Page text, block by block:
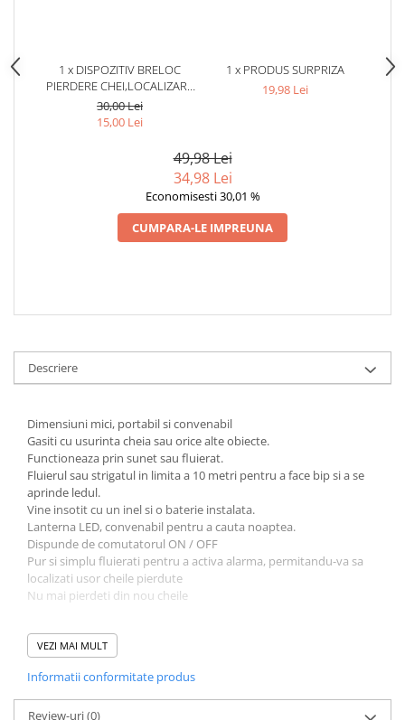
1 x DISPOZITIV BRELOC
PIERDERE CHEI,LOCALIZARE
PRIN SUNET, MINI LANTERNA
LED - NEGRU
30,00 Lei
15,00 Lei
1 x PRODUS SURPRIZA
19,98 Lei
49,98 Lei
34,98 Lei
Economisesti 30,01 %
CUMPARA-LE IMPREUNA
Descriere
Dimensiuni mici, portabil si convenabil
Gasiti cu usurinta cheia sau orice alte obiecte.
Functioneaza prin sunet sau fluierat.
Fluierul sau strigatul in limita a 10 metri pentru a face bip si a se
aprinde ledul.
Vine insotit cu un inel si o baterie instalata.
Lanterna LED, convenabil pentru a cauta noaptea.
Dispunde de comutatorul ON / OFF
Pur si simplu fluierati pentru a activa alarma, permitandu-va sa
localizati usor cheile pierdute
Nu mai pierdeti din nou cheile
VEZI MAI MULT
Informatii conformitate produs
Review-uri(0)